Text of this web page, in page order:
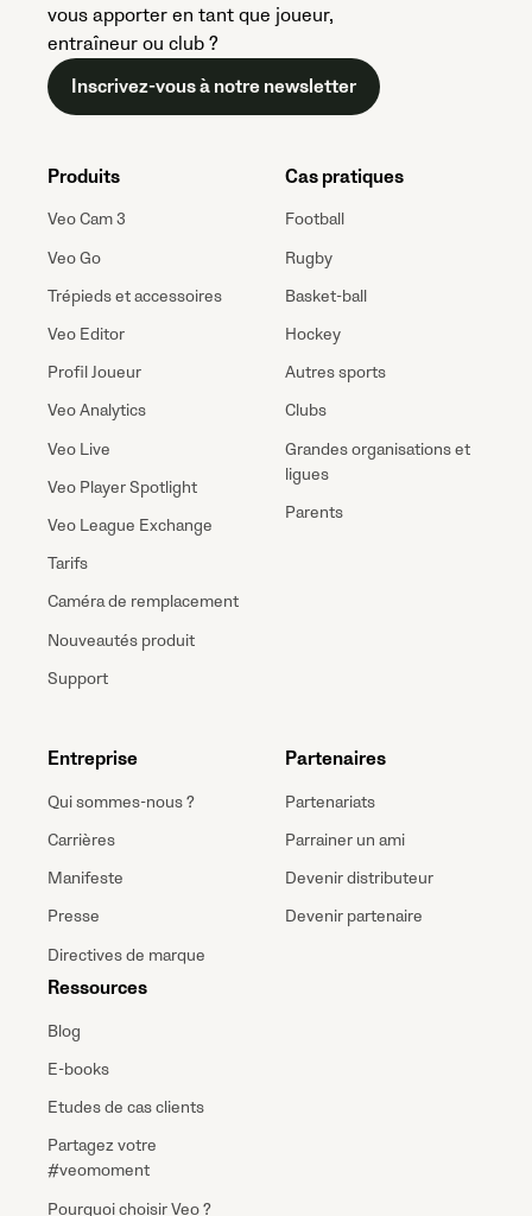
vous apporter en tant que joueur,
entraîneur ou club ?
Inscrivez-vous à notre newsletter
Produits
Veo Cam 3
Veo Go
Trépieds et accessoires
Veo Editor
Profil Joueur
Veo Analytics
Veo Live
Veo Player Spotlight
Veo League Exchange
Tarifs
Caméra de remplacement
Nouveautés produit
Support
Cas pratiques
Football
Rugby
Basket-ball
Hockey
Autres sports
Clubs
Grandes organisations et
ligues
Parents
Entreprise
Qui sommes-nous ?
Carrières
Manifeste
Presse
Directives de marque
Ressources
Blog
E-books
Etudes de cas clients
Partagez votre
#veomoment
Pourquoi choisir Veo ?
Partenaires
Partenariats
Parrainer un ami
Devenir distributeur
Devenir partenaire